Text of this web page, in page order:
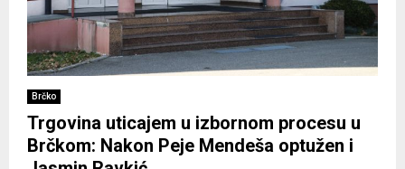
Brčko
Trgovina uticajem u izbornom procesu u
Brčkom: Nakon Peje Mendeša optužen i